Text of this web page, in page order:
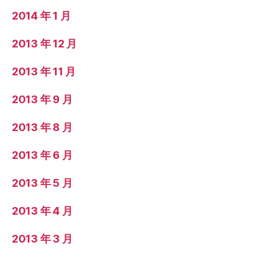
2014 年 1 月
2013 年 12 月
2013 年 11 月
2013 年 9 月
2013 年 8 月
2013 年 6 月
2013 年 5 月
2013 年 4 月
2013 年 3 月